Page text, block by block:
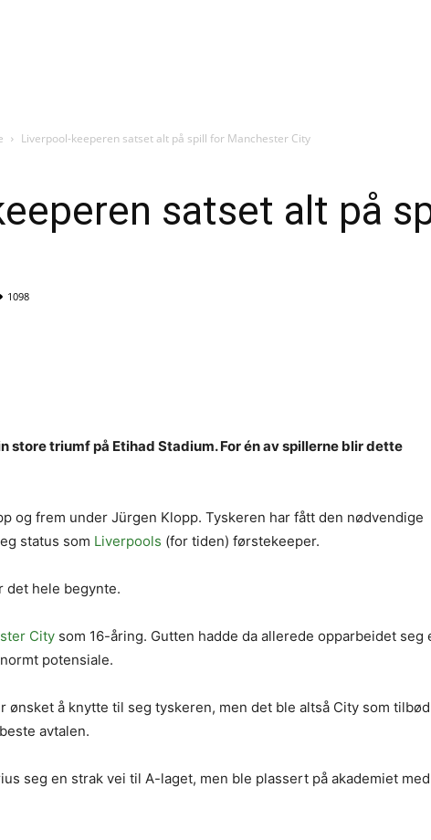
Liverpool-keeperen satset alt på spill for Manchester City
satset alt på
1098
store triumf på Etihad Stadium. For én av spillerne blir dette
og frem under Jürgen Klopp. Tyskeren har fått den nødvendige
status som Liverpools (for tiden) førstekeeper.
det hele begynte.
City som 16-åring. Gutten hadde da allerede opparbeidet seg
potensiale.
ønsket å knytte til seg tyskeren, men det ble altså City som tilbød
avtalen.
seg en strak vei til A-laget, men ble plassert på akademiet med